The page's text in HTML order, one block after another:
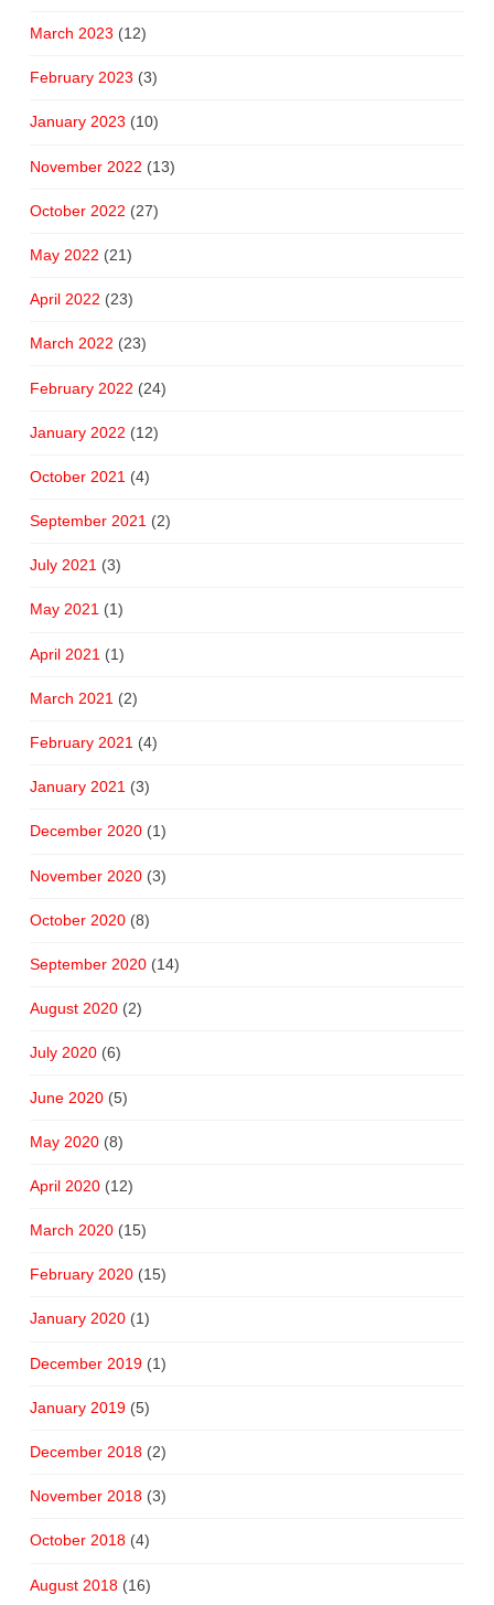
March 2023 (12)
February 2023 (3)
January 2023 (10)
November 2022 (13)
October 2022 (27)
May 2022 (21)
April 2022 (23)
March 2022 (23)
February 2022 (24)
January 2022 (12)
October 2021 (4)
September 2021 (2)
July 2021(3)
May 2021(1)
April 2021 (1)
March 2021 (2)
February 2021 (4)
January 2021(3)
December 2020(1)
November 2020(3)
October 2020(8)
September 2020(14)
August 2020(2)
July 2020(6)
June 2020(5)
May 2020(8)
April 2020(12)
March 2020(15)
February 2020(15)
January 2020(1)
December 2019(1)
January 2019(5)
December 2018(2)
November 2018(3)
October 2018(4)
August 2018(16)